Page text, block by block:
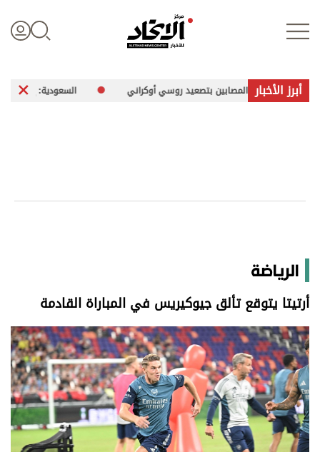
علوم الدار
اقتصاد
الرياضة
الترفيه
التعليم والمعرفة
الذكاء الاصطناعي
أبرز الأخبار
المصابين بتصعيد روسي أوكراني السعودية: إخماد حريق بمنشأة
الرياضة
أرتيتا يتوقع تألق جيوكيريس في المباراة القادمة